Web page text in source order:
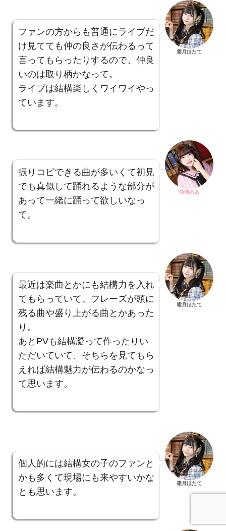
ファンの方からも普通にライブだ
け見てても仲の良さが伝わるって
言ってもらったりするので、仲良
いのは取り柄かなって。
ライブは結構楽しくワイワイやっ
ています。
霜月ほたて
振りコピできる曲が多いくて初見
でも真似して踊れるような部分が
あって一緒に踊って欲しいなっ
て。
萌南のあ
最近は楽曲とかにも結構力を入れ
てもらっていて、フレーズが頭に
残る曲や盛り上がる曲とかあった
り。
あとPVも結構凝って作ったりい
ただいていて、そちらを見てもら
えれば結構魅力が伝わるのかなっ
て思います。
霜月ほたて
個人的には結構女の子のファンと
かも多くて現場にも来やすいかな
とも思います。
霜月ほたて